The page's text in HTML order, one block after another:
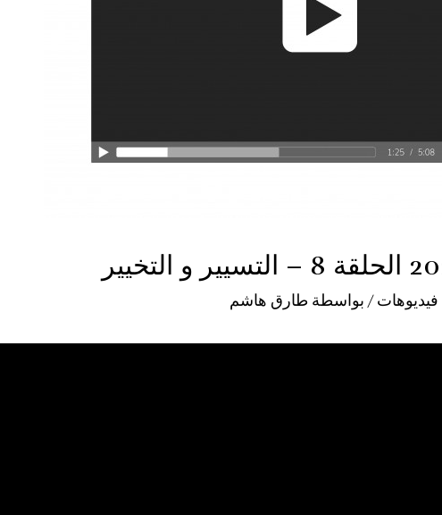
فيديوهات/ بواسطة طارق هاشم